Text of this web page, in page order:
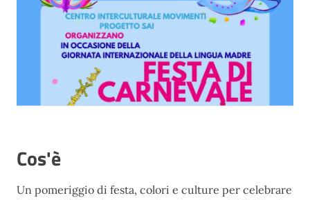
Cos'è
Un pomeriggio di festa, colori e culture per celebrare